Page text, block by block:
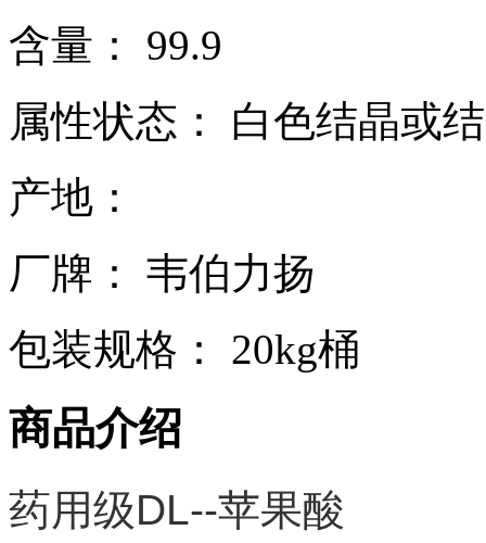
含量： 99.9
属性状态： 白色结晶或
产地：
厂牌： 韦伯力扬
包装规格： 20kg桶
商品介绍
药用级DL--苹果酸